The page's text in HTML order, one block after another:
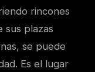
rincones
sus plazas
se puede
Es el lugar